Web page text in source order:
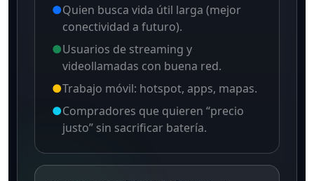
●Quien busca vida útil larga (mejor
conectividad a futuro).
●Usuarios de streaming y
videollamadas con buena red.
●Trabajo móvil: hotspot, apps, mapas.
●Compradores que quieren “precio
justo” sin sacrificar batería.